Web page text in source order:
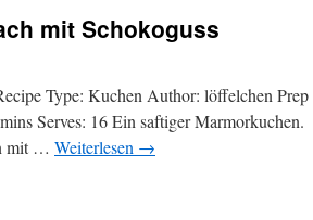
mit Schokoguss
Type: Kuchen Author: löffelchen Prep
Serves: 16 Ein saftiger Marmorkuchen.
mit … Weiterlesen →